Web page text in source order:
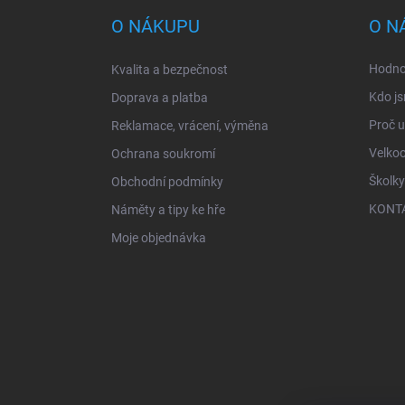
O NÁKUPU
Kvalita a bezpečnost
Doprava a platba
Reklamace, vrácení, výměna
Ochrana soukromí
Obchodní podmínky
Náměty a tipy ke hře
Moje objednávka
O
Kdo
Proč